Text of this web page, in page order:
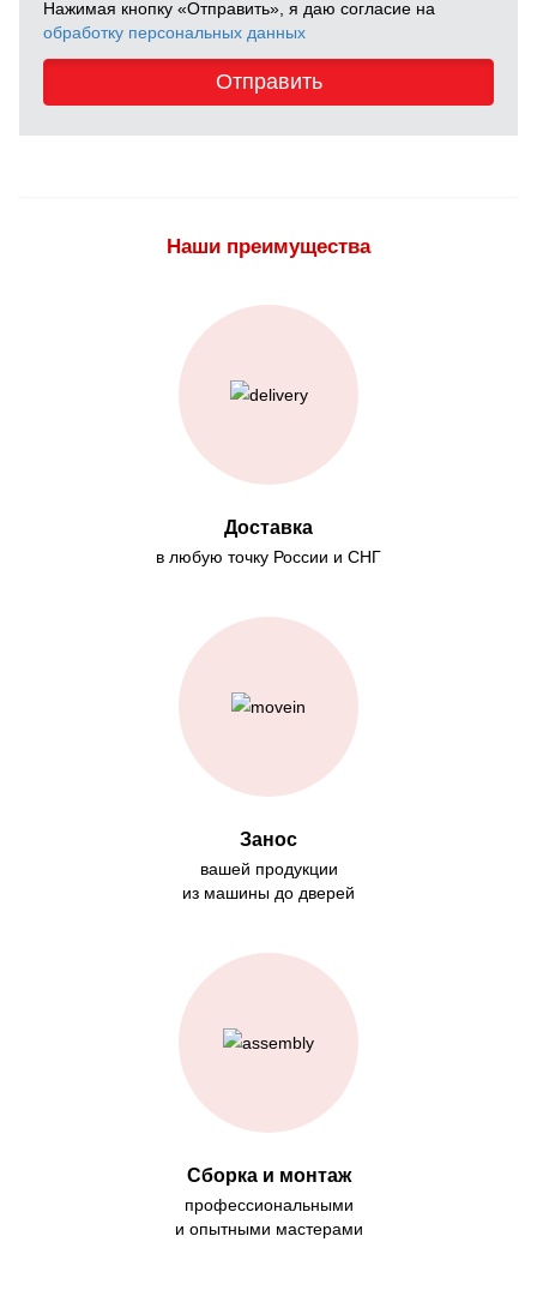
Нажимая кнопку «Отправить», я даю согласие на
обработку персональных данных
Отправить
Наши преимущества
Доставка
в любую точку России и СНГ
Занос
вашей продукции
из машины до дверей
Сборка и монтаж
профессиональными
и опытными мастерами